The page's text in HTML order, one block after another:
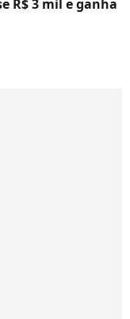
R$ 3 mil e ganha